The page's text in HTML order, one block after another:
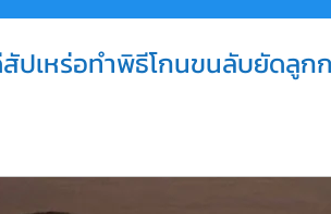
เหร่อทำพิธีโกนขนลับยัดลูกก